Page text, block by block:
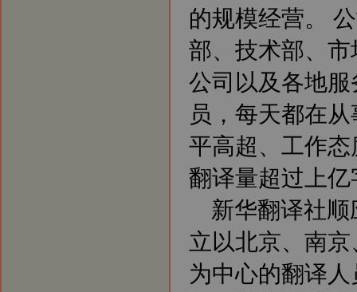
的规模经营。
部、技术部、
公司以及各地
员，每天都在
平高超、工作
翻译量超过上
新华翻译社顺
立以北京、南
为中心的翻译